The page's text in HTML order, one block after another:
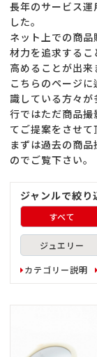
長年のサービス運
した。
ネット上での商
材力を追求する
高めることが出来
こちらのページ
識している方々
行ではただ商品
てご提案をさせて
まずは過去の商
のでご覧下さい。
ジャンルで絞り
すべて
ジュエリー
カテゴリー説明